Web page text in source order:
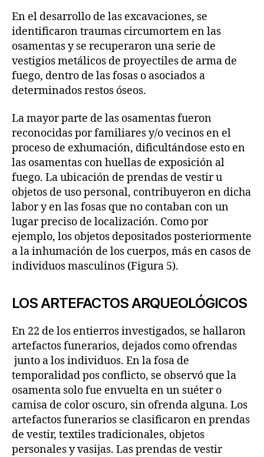
En el desarrollo de las excavaciones, se
identificaron traumas circumortem en las
osamentas y se recuperaron una serie de
vestigios metálicos de proyectiles de arma de
fuego, dentro de las fosas o asociados a
determinados restos óseos.
La mayor parte de las osamentas fueron
reconocidas por familiares y/o vecinos en el
proceso de exhumación, dificultándose esto en
las osamentas con huellas de exposición al
fuego. La ubicación de prendas de vestir u
objetos de uso personal, contribuyeron en dicha
labor y en las fosas que no contaban con un
lugar preciso de localización. Como por
ejemplo, los objetos depositados posteriormente
a la inhumación de los cuerpos, más en casos de
individuos masculinos (Figura 5).
LOS ARTEFACTOS ARQUEOLÓGICOS
En 22 de los entierros investigados, se hallaron
artefactos funerarios, dejados como ofrendas
junto a los individuos. En la fosa de
temporalidad pos conflicto, se observó que la
osamenta solo fue envuelta en un suéter o
camisa de color oscuro, sin ofrenda alguna. Los
artefactos funerarios se clasificaron en prendas
de vestir, textiles tradicionales, objetos
personales y vasijas. Las prendas de vestir